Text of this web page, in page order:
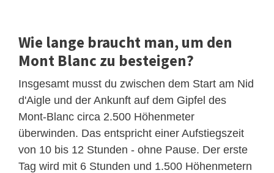
Wie lange braucht man, um den
Mont Blanc zu besteigen?
Insgesamt musst du zwischen dem Start am Nid
d'Aigle und der Ankunft auf dem Gipfel des
Mont-Blanc circa 2.500 Höhenmeter
überwinden. Das entspricht einer Aufstiegszeit
von 10 bis 12 Stunden - ohne Pause. Der erste
Tag wird mit 6 Stunden und 1.500 Höhenmetern